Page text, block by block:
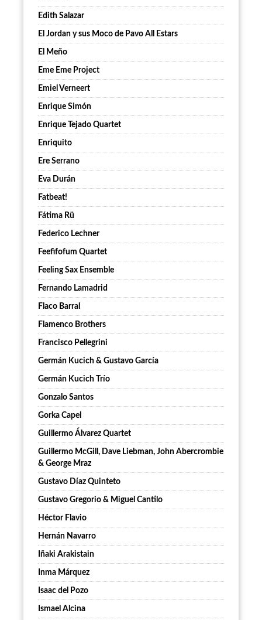
Edith Salazar
El Jordan y sus Moco de Pavo All Estars
El Meño
Eme Eme Project
Emiel Verneert
Enrique Simón
Enrique Tejado Quartet
Enriquito
Ere Serrano
Eva Durán
Fatbeat!
Fátima Rü
Federico Lechner
Feefifofum Quartet
Feeling Sax Ensemble
Fernando Lamadrid
Flaco Barral
Flamenco Brothers
Francisco Pellegrini
Germán Kucich & Gustavo García
Germán Kucich Trío
Gonzalo Santos
Gorka Capel
Guillermo Álvarez Quartet
Guillermo McGill, Dave Liebman, John Abercrombie
& George Mraz
Gustavo Díaz Quinteto
Gustavo Gregorio & Miguel Cantilo
Héctor Flavio
Hernán Navarro
Iñaki Arakistain
Inma Márquez
Isaac del Pozo
Ismael Alcina